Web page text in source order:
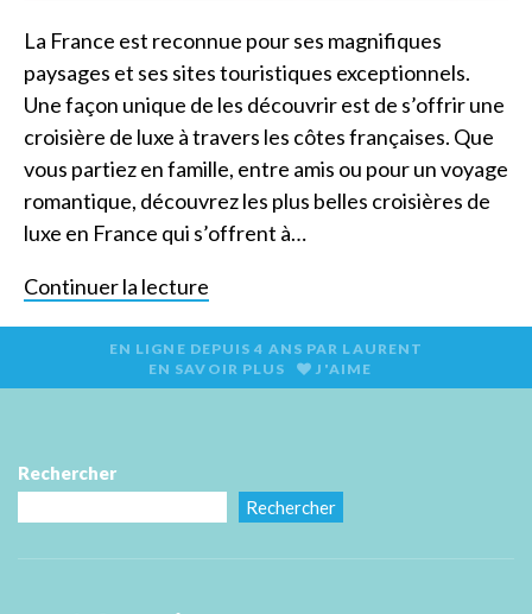
La France est reconnue pour ses magnifiques
paysages et ses sites touristiques exceptionnels.
Une façon unique de les découvrir est de s’offrir une
croisière de luxe à travers les côtes françaises. Que
vous partiez en famille, entre amis ou pour un voyage
romantique, découvrez les plus belles croisières de
luxe en France qui s’offrent à…
Continuer la lecture
EN LIGNE DEPUIS4 ANS PAR LAURENT
EN SAVOIR PLUS
J'AIME
Rechercher
Rechercher